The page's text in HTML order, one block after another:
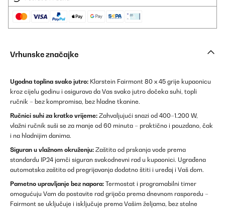
Vrhunske značajke
Ugodna toplina svako jutro: Klarstein Fairmont 80 x 45 grije kupaonicu
kroz cijelu godinu i osigurava da Vas svako jutro dočeka suhi, topli
ručnik – bez kompromisa, bez hladne tkanine.
Ručnici suhi za kratko vrijeme: Zahvaljujući snazi od 400–1.200 W,
vlažni ručnik suši se za manje od 60 minuta – praktično i pouzdano, čak
i na hladnijim danima.
Siguran u vlažnom okruženju: Zaštita od prskanja vode prema
standardu IP24 jamči siguran svakodnevni rad u kupaonici. Ugrađena
automatska zaštita od pregrijavanja dodatno štiti i uređaj i Vaš dom.
Pametno upravljanje bez napora: Termostat i programabilni timer
omogućuju Vam da postavite rad grijača prema dnevnom rasporedu –
Fairmont se uključuje i isključuje prema Vašim željama, bez stalne